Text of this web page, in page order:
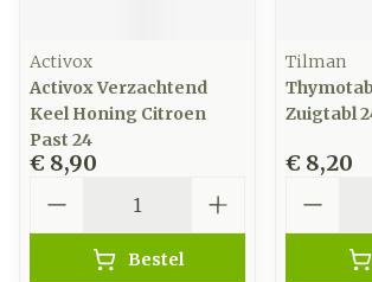
Activox
Activox Verzachtend
Keel Honing Citroen
Past 24
€ 8,90
Bestel
Tilman
Zuigtabl
€ 8,20